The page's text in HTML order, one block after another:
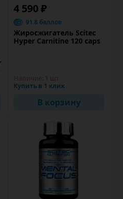
4 590 ₽
91.8 баллов
Жиросжигатель Scitec
Hyper Carnitine 120 caps
Купить в 1 клик
В корзину